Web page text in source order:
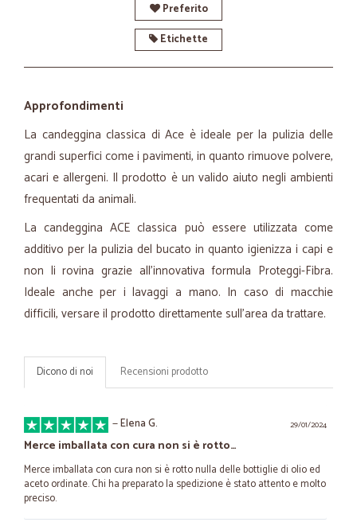
Preferito
Etichette
Approfondimenti
La candeggina classica di Ace è ideale per la pulizia delle
grandi superfici come i pavimenti, in quanto rimuove polvere,
acari e allergeni. Il prodotto è un valido aiuto negli ambienti
frequentati da animali.
La candeggina ACE classica può essere utilizzata come
additivo per la pulizia del bucato in quanto igienizza i capi e
non li rovina grazie all'innovativa formula Proteggi-Fibra.
Ideale anche per i lavaggi a mano. In caso di macchie
difficili, versare il prodotto direttamente sull'area da trattare.
Dicono di noi Recensioni prodotto
29/01/2024
—Elena G.
Merce imballata con cura non si è rotto…
Merce imballata con cura non si è rotto nulla delle bottiglie di olio ed
aceto ordinate. Chi ha preparato la spedizione è stato attento e molto
preciso.